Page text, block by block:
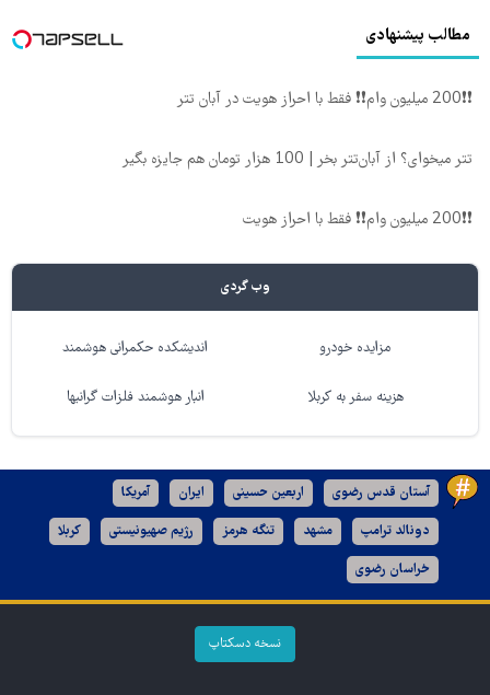
مطالب پیشنهادی
❗❗200 میلیون وام❗❗ فقط با احراز هویت در آبان تتر
تتر میخوای؟ از آبان‌تتر بخر | 100 هزار تومان هم جایزه بگیر
❗❗200 میلیون وام❗❗ فقط با احراز هویت
وب گردی
مزایده خودرو اندیشکده حکمرانی هوشمند
هزینه سفر به کربلا انبار هوشمند فلزات گرانبها
آستان قدس رضوی اربعین حسینی ایران آمریکا
دونالد ترامپ مشهد تنگه هرمز رژیم صهیونیستی کربلا
خراسان رضوی
نسخه دسکتاپ